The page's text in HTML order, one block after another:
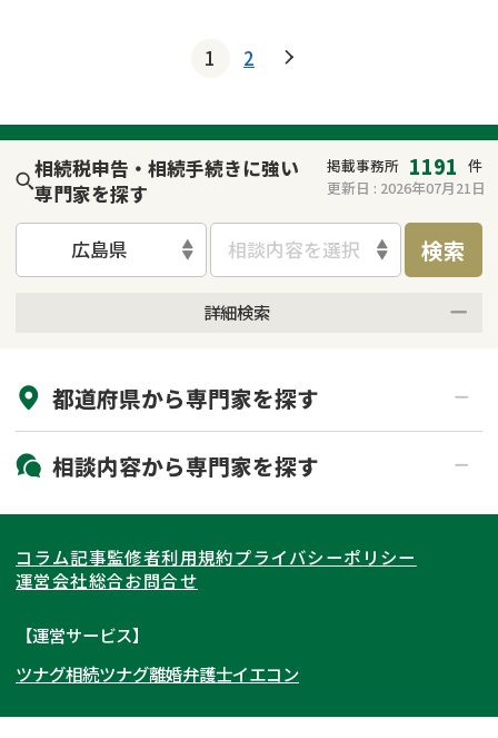
1 2
相続税申告・相続手続きに強い
専門家を探す
掲載事務所 1191 件
更新日 : 2026年07月21日
広島県 相談内容を選択 検索
詳細検索
初回相談無料
土日祝の相談可能
都道府県から専門家を探す
北海道・東北
北海道 青森県
岩手県 宮城県
秋田県
福島県
関東
東京都 神奈川県
埼玉県
茨城県 群馬県
東海
愛知県
岐阜県 山梨県
関西
大阪府 京都府
北陸・甲信越
相談内容から専門家を探す
相続登記
遺産分割
相続手続き
家族信託
成年後見・任意後見
コラム記事監修者利用規約プライバシーポリシー
運営会社総合お問合せ
【運営サービス】
ツナグ相続ツナグ離婚弁護士イエコン